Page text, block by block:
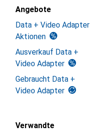
Angebote
Data + Video Adapter
Aktionen
Ausverkauf Data +
Video Adapter
Gebraucht Data +
Video Adapter
Verwandte